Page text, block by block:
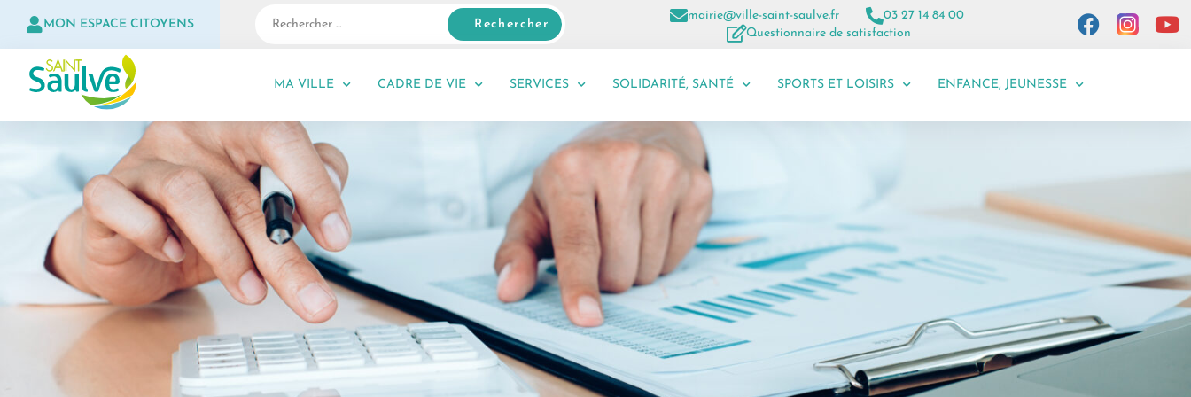
MON ESPACE CITOYENS Rechercher
mairie@ville-saint-saulve.fr
03 27 14 84 00
Questionnaire de satisfaction
MA VILLE CADRE DE VIE SERVICES SOLIDARITÉ, SANTÉ SPORTS ET LOISIRS ENFANCE, JEUNESSE